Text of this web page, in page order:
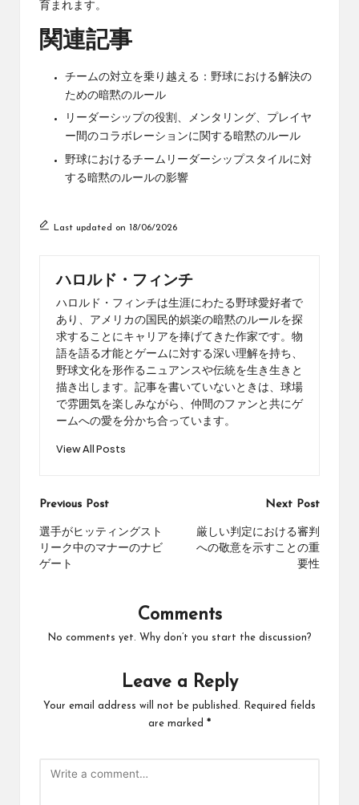
育まれます。
関連記事
チームの対立を乗り越える：野球における解決の
ための暗黙のルール
リーダーシップの役割、メンタリング、プレイヤ
ー間のコラボレーションに関する暗黙のルール
野球におけるチームリーダーシップスタイルに対
する暗黙のルールの影響
Last updated on 18/06/2026
ハロルド・フィンチ
ハロルド・フィンチは生涯にわたる野球愛好者で
あり、アメリカの国民的娯楽の暗黙のルールを探
求することにキャリアを捧げてきた作家です。物
語を語る才能とゲームに対する深い理解を持ち、
野球文化を形作るニュアンスや伝統を生き生きと
描き出します。記事を書いていないときは、球場
で雰囲気を楽しみながら、仲間のファンと共にゲ
ームへの愛を分かち合っています。
View All Posts
Post
navigation
Previous Post
選手がヒッティングスト
リーク中のマナーのナビ
ゲート
Next Post
厳しい判定における審判
への敬意を示すことの重
要性
Comments
No comments yet. Why don’t you start the discussion?
Leave a Reply
Your email address will not be published.
Required fields
are marked *